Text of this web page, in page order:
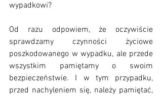
wypadkowi?
Od razu odpowiem, że oczywiście
sprawdzamy czynności życiowe
poszkodowanego w wypadku, ale przede
wszystkim pamiętamy o swoim
bezpieczeństwie. I w tym przypadku,
przed nachyleniem się, należy pamiętać,